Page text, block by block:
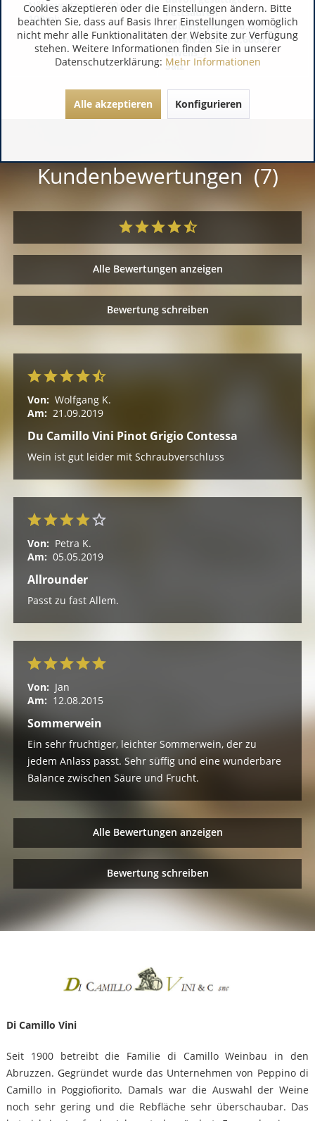
Nährwerte pro 100g /
100ml:
Fettsäuren
Kohlenhydrate 0,6000 g
davon Zucker 0,6000 g
Eiweiß_1
Salz
Kundenbewertungen (7)
Alle Bewertungen anzeigen
Bewertung schreiben
Von: Wolfgang K.
Am: 21.09.2019
Du Camillo Vini Pinot Grigio Contessa
Wein ist gut leider mit Schraubverschluss
Von: Petra K.
Am: 05.05.2019
Allrounder
Passt zu fast Allem.
Von: Jan
Am: 12.08.2015
Sommerwein
Ein sehr fruchtiger, leichter Sommerwein, der zu
jedem Anlass passt. Sehr süffig und eine wunderbare
Balance zwischen Säure und Frucht.
Alle Bewertungen anzeigen
Bewertung schreiben
Di Camillo Vini
Seit 1900 betreibt die Familie di Camillo Weinbau in den
Abruzzen. Gegründet wurde das Unternehmen von Peppino di
Camillo in Poggiofiorito. Damals war die Auswahl der Weine
noch sehr gering und die Rebfläche sehr überschaubar. Das
Cookies akzeptieren oder die Einstellungen ändern. Bitte
beachten Sie, dass auf Basis Ihrer Einstellungen womöglich
nicht mehr alle Funktionalitäten der Website zur Verfügung
stehen. Weitere Informationen finden Sie in unserer
Datenschutzerklärung: Mehr Informationen
Alle akzeptieren Konfigurieren